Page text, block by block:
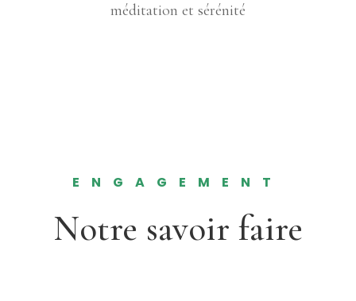
méditation et sérénité
ENGAGEMENT
Notre savoir faire